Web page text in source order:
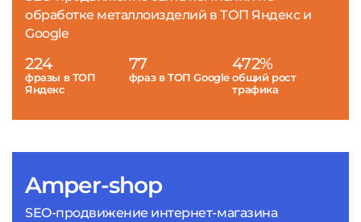
Amper-shop
SEO-продвижение интернет-магазина
обработке металлоизделий в ТОП Яндекс и
Google
224
фразы в ТОП
Яндекс
77
фраз в ТОП Google
472%
общий рост
трафика